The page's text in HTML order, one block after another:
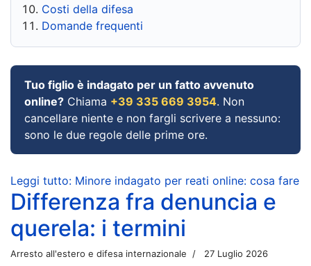
Costi della difesa
Domande frequenti
Tuo figlio è indagato per un fatto avvenuto
online? Chiama +39 335 669 3954. Non
cancellare niente e non fargli scrivere a nessuno:
sono le due regole delle prime ore.
Leggi tutto: Minore indagato per reati online: cosa fare
Differenza fra denuncia e
querela: i termini
Arresto all'estero e difesa internazionale 27 Luglio 2026